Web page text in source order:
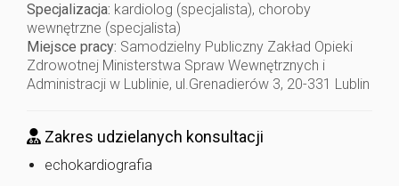
Specjalizacja: kardiolog (specjalista), choroby
wewnętrzne (specjalista)
Miejsce pracy: Samodzielny Publiczny Zakład Opieki
Zdrowotnej Ministerstwa Spraw Wewnętrznych i
Administracji w Lublinie, ul.Grenadierów 3, 20-331 Lublin
Zakres udzielanych konsultacji
echokardiografia